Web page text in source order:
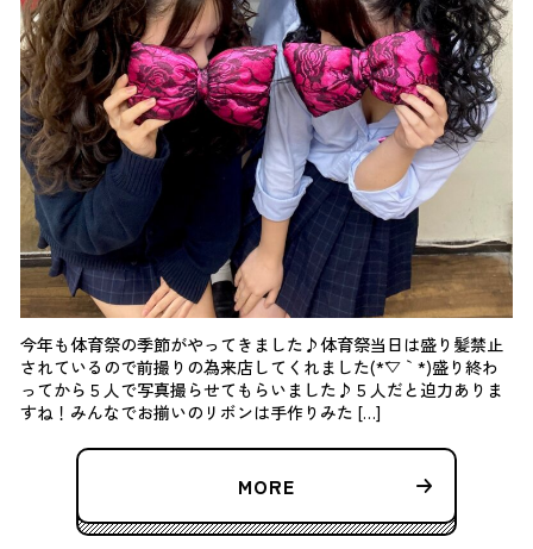
今年も体育祭の季節がやってきました♪体育祭当日は盛り髪禁止
されているので前撮りの為来店してくれました(*´▽｀*)盛り終わ
ってから５人で写真撮らせてもらいました♪５人だと迫力ありま
すね！みんなでお揃いのリボンは手作りみた […]
MORE